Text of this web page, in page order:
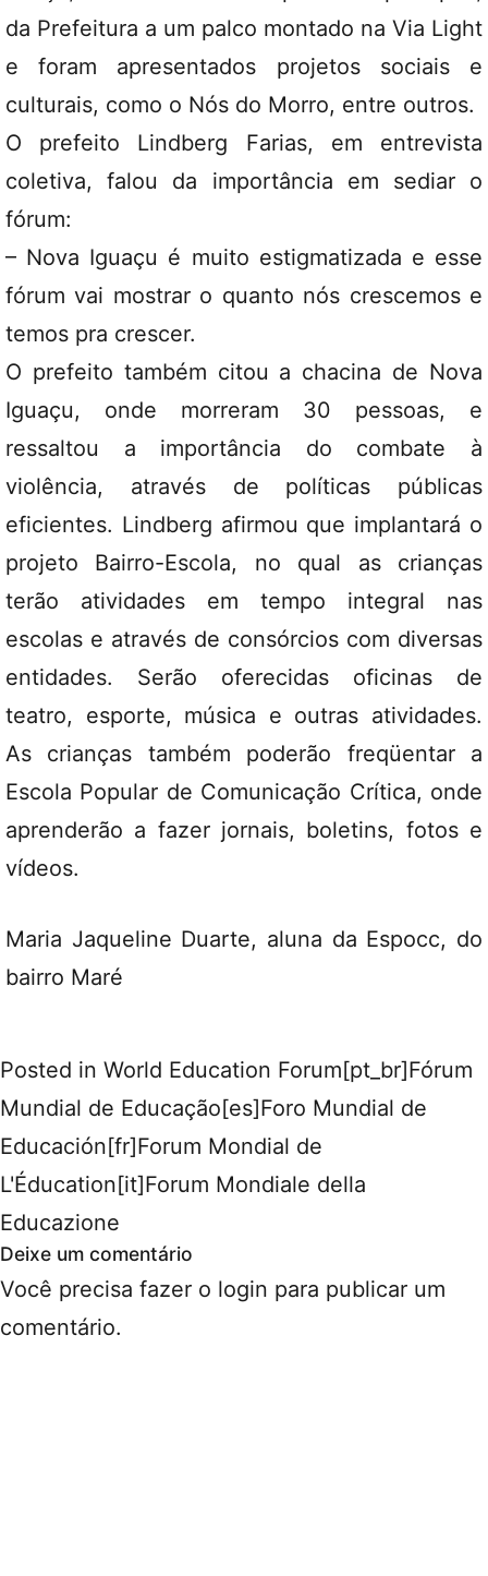
da Prefeitura a um palco montado na Via Light
e foram apresentados projetos sociais e
culturais, como o Nós do Morro, entre outros.
O prefeito Lindberg Farias, em entrevista
coletiva, falou da importância em sediar o
fórum:
– Nova Iguaçu é muito estigmatizada e esse
fórum vai mostrar o quanto nós crescemos e
temos pra crescer.
O prefeito também citou a chacina de Nova
Iguaçu, onde morreram 30 pessoas, e
ressaltou a importância do combate à
violência, através de políticas públicas
eficientes. Lindberg afirmou que implantará o
projeto Bairro-Escola, no qual as crianças
terão atividades em tempo integral nas
escolas e através de consórcios com diversas
entidades. Serão oferecidas oficinas de
teatro, esporte, música e outras atividades.
As crianças também poderão freqüentar a
Escola Popular de Comunicação Crítica, onde
aprenderão a fazer jornais, boletins, fotos e
vídeos.
Maria Jaqueline Duarte, aluna da Espocc, do
bairro Maré
Posted in World Education Forum[pt_br]Fórum
Mundial de Educação[es]Foro Mundial de
Educación[fr]Forum Mondial de
L'Éducation[it]Forum Mondiale della
Educazione
Deixe um comentário
Você precisa fazer o login para publicar um
comentário.